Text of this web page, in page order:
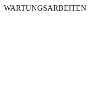
WARTUNGSARBEITEN